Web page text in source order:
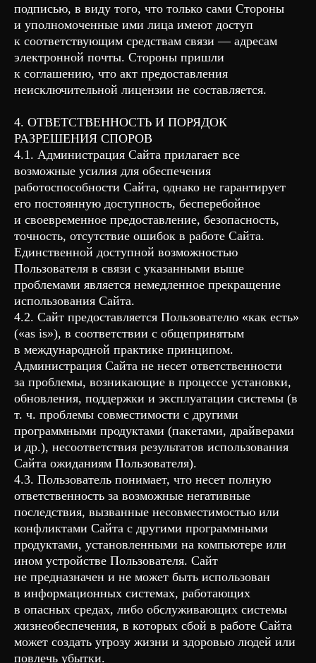
подписью, в виду того, что только сами Стороны
и уполномоченные ими лица имеют доступ
к соответствующим средствам связи — адресам
электронной почты. Стороны пришли
к соглашению, что акт предоставления
неисключительной лицензии не составляется.
4. ОТВЕТСТВЕННОСТЬ И ПОРЯДОК
РАЗРЕШЕНИЯ СПОРОВ
4.1. Администрация Сайта прилагает все
возможные усилия для обеспечения
работоспособности Сайта, однако не гарантирует
его постоянную доступность, бесперебойное
и своевременное предоставление, безопасность,
точность, отсутствие ошибок в работе Сайта.
Единственной доступной возможностью
Пользователя в связи с указанными выше
проблемами является немедленное прекращение
использования Сайта.
4.2. Сайт предоставляется Пользователю «как есть»
(«as is»), в соответствии с общепринятым
в международной практике принципом.
Администрация Сайта не несет ответственности
за проблемы, возникающие в процессе установки,
обновления, поддержки и эксплуатации системы (в
т. ч. проблемы совместимости с другими
программными продуктами (пакетами, драйверами
и др.), несоответствия результатов использования
Сайта ожиданиям Пользователя).
4.3. Пользователь понимает, что несет полную
ответственность за возможные негативные
последствия, вызванные несовместимостью или
конфликтами Сайта с другими программными
продуктами, установленными на компьютере или
ином устройстве Пользователя. Сайт
не предназначен и не может быть использован
в информационных системах, работающих
в опасных средах, либо обслуживающих системы
жизнеобеспечения, в которых сбой в работе Сайта
может создать угрозу жизни и здоровью людей или
повлечь убытки.